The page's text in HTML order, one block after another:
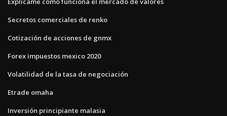
Secretos comerciales de renko
Cotización de acciones de gnmx
Forex impuestos mexico 2020
Volatilidad de la tasa de negociación
Etrade omaha
Inversión principiante malasia